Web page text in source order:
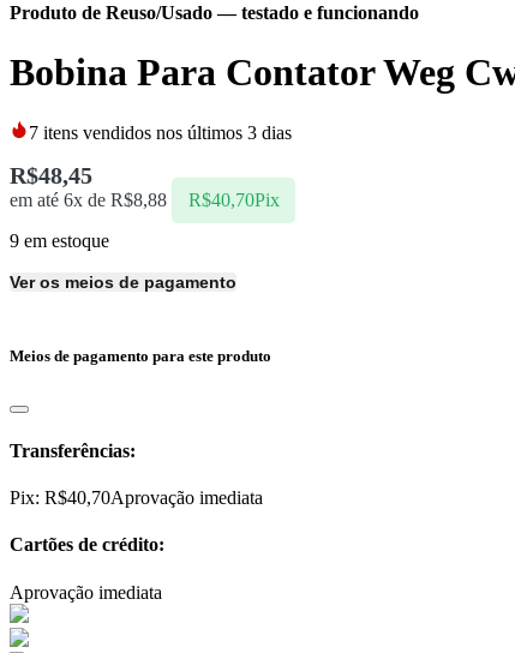
Produto de Reuso/Usado— testado e funcionando
Bobina Para Contator Weg
7 itens vendidos nos últimos 3 dias
R$48,45
em até 6x de R$8,88 R$40,70Pix
9 em estoque
Ver os meios de pagamento
Meios de pagamento para este produto
Transferências:
Pix: R$40,70Aprovação imediata
Cartões de crédito:
Aprovação imediata